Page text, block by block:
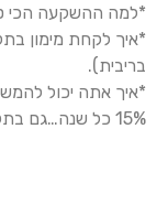
*למה ההשקעה הכי
*איך לקחת מימון
בריבית).
*איך אתה יכול
15% כל שנה…גם בתקופת אינפלציה.